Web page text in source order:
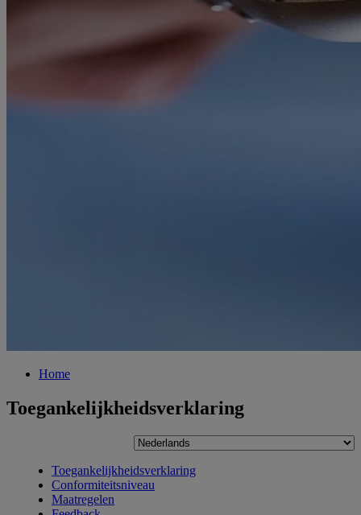
Home
Toegankelijkheidsverklaring
Toegankelijkheidsverklaring
Conformiteitsniveau
Maatregelen